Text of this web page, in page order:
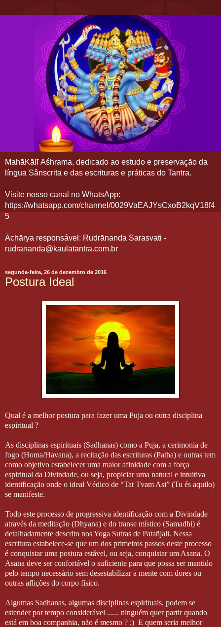
MahāKālī Āśhrama, dedicado ao estudo e preservação da
língua Sânscrita e das escrituras e práticas do Tantra.
Visite nosso canal no WhatsApp:
https://whatsapp.com/channel/0029VaEAJYsCxoB2kqV18f4
5
Āchārya responsável: Rudrānanda Sarasvati -
rudrananda@kaulatantra.com.br
segunda-feira, 26 de dezembro de 2016
Postura Ideal
Qual é a melhor postura para fazer uma Puja ou outra disciplina
espiritual ?
As disciplinas espirituais (Sadhanas) como a Puja, a cerimonia de
fogo (Homa/Havana), a recitação das escrituras (Patha) e outras tem
como objetivo estabelecer uma maior afinidade com a força
espiritual da Divindade, ou seja, propiciar uma natural e intuitiva
identificação onde o ideal Védico de “Tat Tvam Asi” (Tu és aquilo)
se manifeste.
Todo este processo de progressiva identificação com a Divindade
através da meditação (Dhyana) e do transe místico (Samadhi) é
detalhadamente descrito nos Yoga Sutras de Patañjali. Nessa
escritura estabelece-se que um dos primeiros passos deste processo
é conquistar uma postura estável, ou seja, conquistar um Asana. O
Asana deve ser confortável o suficiente para que possa ser mantido
pelo tempo necessário sem desestabilizar a mente com dores ou
outras aflições do corpo físico.
Algumas Sadhanas, algumas disciplinas espirituais, podem se
estender por tempo considerável ...... ninguém quer partir quando
está em boa companhia, não é mesmo ? ;) E quem seria melhor